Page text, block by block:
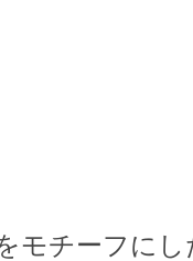
モチーフにし